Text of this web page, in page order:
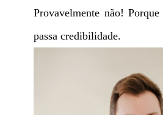
Provavelmente não!
passa credibilidade.